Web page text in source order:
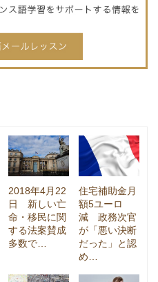
2018年4月22
日 新しい亡
命・移民に関
する法案賛成
多数で…
住宅補助金月
額5ユーロ
減 政務次官
が「悪い決断
だった」と認
め…